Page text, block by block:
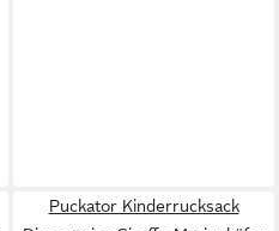
Puckator Kinderrucksack